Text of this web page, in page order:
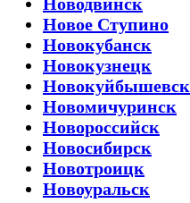
Новое Ступино
Новокубанск
Новокузнецк
Новокуйбышевск
Новомичуринск
Новороссийск
Новосибирск
Новотроицк
Новоуральск